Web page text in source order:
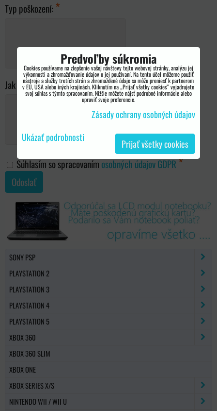
Typ poškození: *
Jak se závada projevuje ?:
Súhlasím so spracovanímosobných údajov GDPR*
Odoslať
SONY PSP
PLAYSTATION 2
PLAYSTATION 3
PLAYSTATION 4
PLAYSTATION 5
XBOX 360
XBOX 360 SLIM
XBOX ONE
XBOX SERIES X/S
NINTENDO WII / WII U
Predvoľby súkromia
Cookies používame na zlepšenie vašej návštevy tejto webovej stránky, analýzu jej
výkonnosti a zhromažďovanie údajov o jej používaní. Na tento účel môžeme použiť
nástroje a služby tretích strán a zhromaždené údaje sa môžu preniesť k partnerom
v EÚ, USA alebo iných krajinách. Kliknutím na „Prijať všetky cookies“ vyjadrujete
svoj súhlas s týmto spracovaním. Nižšie môžete nájsť podrobné informácie alebo
upraviť svoje preferencie.
Zásady ochrany osobných údajov
Ukázať podrobnosti
Prijať všetky cookies